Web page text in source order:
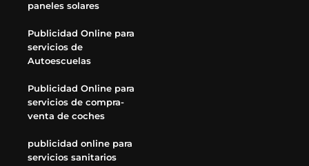
paneles solares
Publicidad Online para
servicios de
Autoescuelas
Publicidad Online para
servicios de compra-
venta de coches
publicidad online para
servicios sanitarios